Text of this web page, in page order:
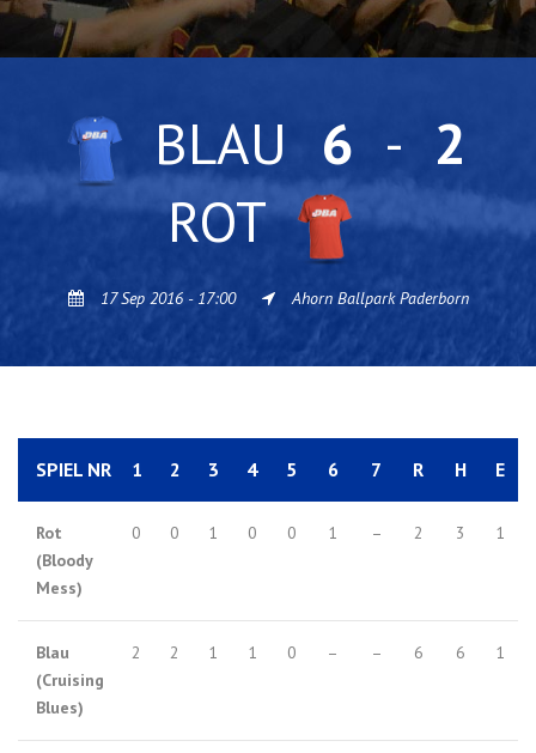
BLAU 6 - 2
ROT
17 Sep 2016 - 17:00 Ahorn Ballpark Paderborn
SPIEL NR 1 2 3 4 5 6 7 R H E
Rot
(Bloody
Mess)
0 0 1 0 0 1 – 2 3 1
Blau
(Cruising
Blues)
2 2 1 1 0 – – 6 6 1